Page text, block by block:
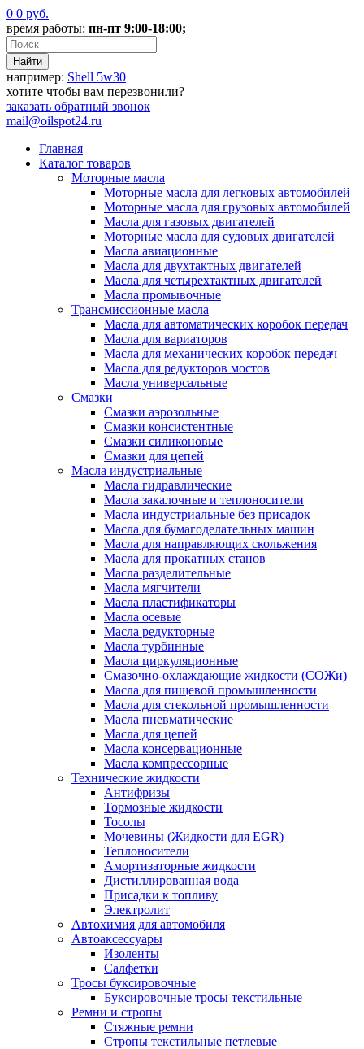
0 0 руб.
время работы: пн-пт 9:00-18:00;
например: Shell 5w30
хотите чтобы вам перезвонили?
заказать обратный звонок
mail@oilspot24.ru
Главная
Каталог товаров
Моторные масла
Моторные масла для легковых автомобилей
Моторные масла для грузовых автомобилей
Масла для газовых двигателей
Моторные масла для судовых двигателей
Масла авиационные
Масла для двухтактных двигателей
Масла для четырехтактных двигателей
Масла промывочные
Трансмиссионные масла
Масла для автоматических коробок передач
Масла для вариаторов
Масла для механических коробок передач
Масла для редукторов мостов
Масла универсальные
Cмазки
Смазки аэрозольные
Смазки консистентные
Смазки силиконовые
Смазки для цепей
Масла индустриальные
Масла гидравлические
Масла закалочные и теплоносители
Масла индустриальные без присадок
Масла для бумагоделательных машин
Масла для направляющих скольжения
Масла для прокатных станов
Масла разделительные
Масла мягчители
Масла пластификаторы
Масла осевые
Масла редукторные
Масла турбинные
Масла циркуляционные
Смазочно-охлаждающие жидкости (СОЖи)
Масла для пищевой промышленности
Масла для стекольной промышленности
Масла пневматические
Масла для цепей
Масла консервационные
Масла компрессорные
Технические жидкости
Антифризы
Тормозные жидкости
Тосолы
Мочевины (Жидкости для EGR)
Теплоносители
Амортизаторные жидкости
Дистиллированная вода
Присадки к топливу
Электролит
Автохимия для автомобиля
Автоаксессуары
Изоленты
Салфетки
Тросы буксировочные
Буксировочные тросы текстильные
Ремни и стропы
Стяжные ремни
Стропы текстильные петлевые